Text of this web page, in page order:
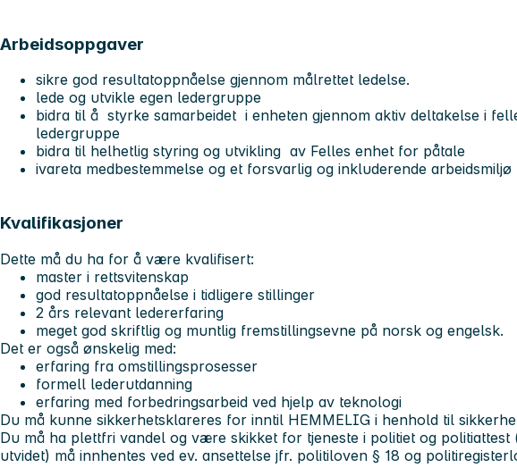
Arbeidsoppgaver
sikre god resultatoppnåelse gjennom målrettet ledelse.
lede og utvikle egen ledergruppe
bidra til å styrke samarbeidet i enheten gjennom aktiv deltakelse i
ledergruppe
bidra til helhetlig styring og utvikling av Felles enhet for påtale
ivareta medbestemmelse og et forsvarlig og inkluderende arbeidsmiljø
Kvalifikasjoner
Dette må du ha for å være kvalifisert:
master i rettsvitenskap
god resultatoppnåelse i tidligere stillinger
2 års relevant ledererfaring
meget god skriftlig og muntlig fremstillingsevne på norsk og engelsk.
Det er også ønskelig med:
erfaring fra omstillingsprosesser
formell lederutdanning
erfaring med forbedringsarbeid ved hjelp av teknologi
Du må kunne sikkerhetsklareres for inntil HEMMELIG i henhold til
Du må ha plettfri vandel og være skikket for tjeneste i politiet og politiattest
utvidet) må innhentes ved ev. ansettelse jfr. politiloven § 18 og